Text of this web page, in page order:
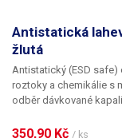
Antistatická
žlutá
Antistatický (ESD safe)
roztoky a chemikálie s
odběr dávkované kapaliny na
vyústění ve středu
350,90 Kč / ks